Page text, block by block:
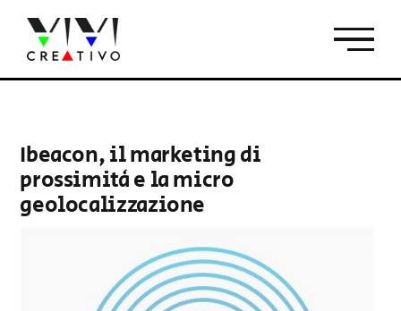
contenuto
Ibeacon, il marketing di
prossimità e la micro
geolocalizzazione